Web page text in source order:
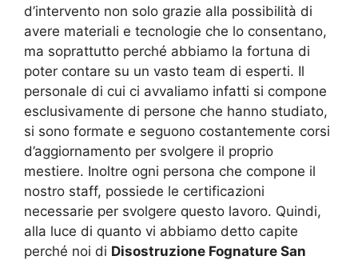
d’intervento non solo grazie alla possibilità di
avere materiali e tecnologie che lo consentano,
ma soprattutto perché abbiamo la fortuna di
poter contare su un vasto team di esperti. Il
personale di cui ci avvaliamo infatti si compone
esclusivamente di persone che hanno studiato,
si sono formate e seguono costantemente corsi
d’aggiornamento per svolgere il proprio
mestiere. Inoltre ogni persona che compone il
nostro staff, possiede le certificazioni
necessarie per svolgere questo lavoro. Quindi,
alla luce di quanto vi abbiamo detto capite
perché noi di Disostruzione Fognature San